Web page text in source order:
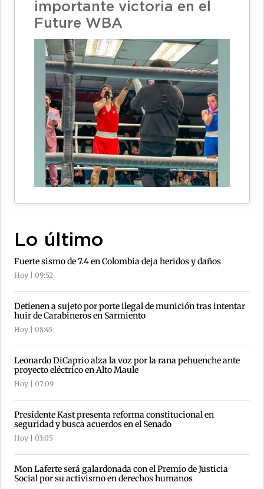
importante victoria en el
Future WBA
Lo último
Fuerte sismo de 7.4 en Colombia deja heridos y daños
Hoy | 09:52
Detienen a sujeto por porte ilegal de munición tras intentar
huir de Carabineros en Sarmiento
Hoy | 08:45
Leonardo DiCaprio alza la voz por la rana pehuenche ante
proyecto eléctrico en Alto Maule
Hoy | 07:09
Presidente Kast presenta reforma constitucional en
seguridad y busca acuerdos en el Senado
Hoy | 03:05
Mon Laferte será galardonada con el Premio de Justicia
Social por su activismo en derechos humanos